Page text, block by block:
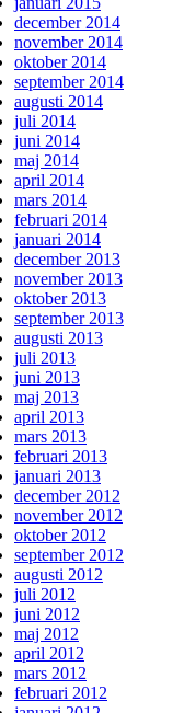
december 2014
november 2014
oktober 2014
september 2014
augusti 2014
juli 2014
juni 2014
maj 2014
april 2014
mars 2014
februari 2014
januari 2014
december 2013
november 2013
oktober 2013
september 2013
augusti 2013
juli 2013
juni 2013
maj 2013
april 2013
mars 2013
februari 2013
januari 2013
december 2012
november 2012
oktober 2012
september 2012
augusti 2012
juli 2012
juni 2012
maj 2012
april 2012
mars 2012
februari 2012